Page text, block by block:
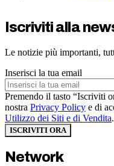
Iscriviti alla
Le notizie più importanti,
Inserisci la tua email
Premendo il tasto “Iscriviti
nostra Privacy Policy e di
Utilizzo dei Siti e di Vendita.
ISCRIVITI ORA
Network